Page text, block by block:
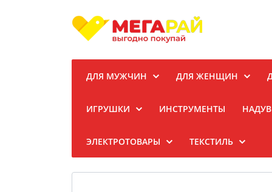
ДЛЯ МУЖЧИН ДЛЯ ЖЕНЩИН
ИГРУШКИ ИНСТРУМЕНТЫ
ЭЛЕКТРОТОВАРЫ ТЕКСТИЛЬ